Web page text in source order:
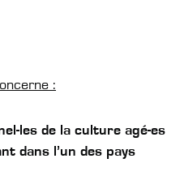
:
les de la culture agé-es
dans l’un des pays